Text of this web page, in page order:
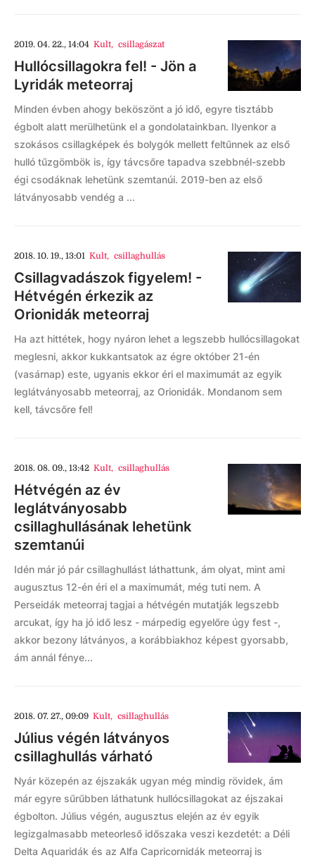
2019. 04. 22., 14:04 Kult, csillagászat
Hullócsillagokra fel! - Jön a
Lyridák meteorraj
Minden évben ahogy beköszönt a jó idő, egyre tisztább
égbolt alatt merülhetünk el a gondolatainkban. Ilyenkor a
szokásos csillagképek és bolygók mellett feltűnnek az első
hulló tűzgömbök is, így távcsőre tapadva szebbnél-szebb
égi csodáknak lehetünk szemtanúi. 2019-ben az első
látványosabb vendég a ...
2018. 10. 19., 13:01 Kult, csillaghullás
Csillagvadászok figyelem! -
Hétvégén érkezik az
Orionidák meteorraj
Ha azt hittétek, hogy nyáron lehet a legszebb hullócsillagokat
meglesni, akkor kukkantsatok az égre október 21-én
(vasárnap) este, ugyanis ekkor éri el maximumát az egyik
leglátványosabb meteorraj, az Orionidák. Mondanom sem
kell, távcsőre fel!
2018. 08. 09., 13:42 Kult, csillaghullás
Hétvégén az év
leglátványosabb
csillaghullásának lehetünk
szemtanúi
Idén már jó pár csillaghullást láthattunk, ám olyat, mint ami
augusztus 12-én éri el a maximumát, még tuti nem. A
Perseidák meteorraj tagjai a hétvégén mutatják legszebb
arcukat, így ha jó idő lesz - márpedig egyelőre úgy fest -,
akkor bezony látványos, a korábbiakhoz képest gyorsabb,
ám annál fénye...
2018. 07. 27., 09:09 Kult, csillaghullás
Július végén látványos
csillaghullás várható
Nyár közepén az éjszakák ugyan még mindig rövidek, ám
már egyre sűrűbben láthatunk hullócsillagokat az éjszakai
égbolton. Július végén, augusztus elején az év egyik
legizgalmasabb meteorleső időszaka veszi kezdetét: a Déli
Delta Aquaridák és az Alfa Capricornidák meteorraj is